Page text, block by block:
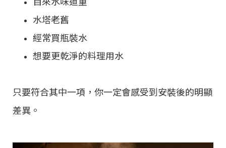
水塔老舊
經常買瓶裝水
想要更乾淨的料理用水
只要符合其中一項，你一定會感受到安裝後的明顯
差異。